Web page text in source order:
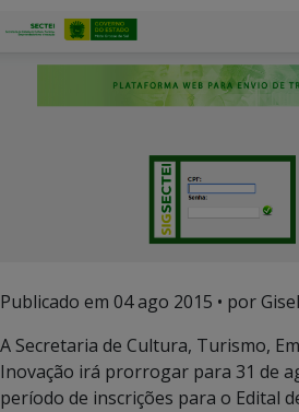
Publicado em 04 ago 2015 • por
A Secretaria de Cultura, Turismo,
Inovação irá prorrogar para 31 de
período de inscrições para o Edital